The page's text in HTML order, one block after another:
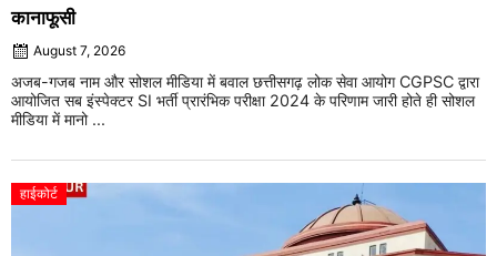
कानाफूसी
August 7, 2026
अजब-गजब नाम और सोशल मीडिया में बवाल छत्तीसगढ़ लोक सेवा आयोग CGPSC द्वारा
आयोजित सब इंस्पेक्टर SI भर्ती प्रारंभिक परीक्षा 2024 के परिणाम जारी होते ही सोशल
मीडिया में मानो ...
हाईकोर्ट